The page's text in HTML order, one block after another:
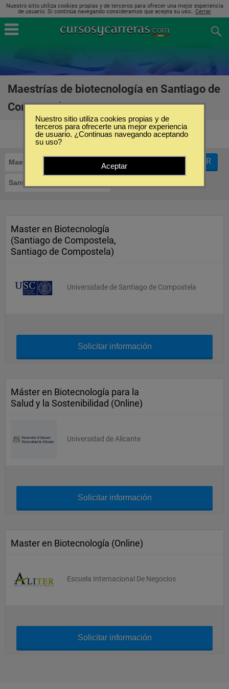
Nuestro sitio utiliza cookies propias y de terceros para ofrecer una mejor experiencia
de usuario. Si continúa navegando consideramos que acepta su uso.. Cerrar
Maestrías de biotecnología en Santiago de
Compostela
Maestrías Biotecnología
Santiago de Compostela
FILTRAR
Master en Biotecnología
(Santiago de Compostela,
Santiago de Compostela)
Universidade de Santiago de Compostela
Solicitar información
Máster en Biotecnología para la
Salud y la Sostenibilidad (Online)
Universidad de Alicante
Solicitar información
Master en Biotecnología (Online)
Escuela Internacional De Negocios
Solicitar información
Nuestro sitio utiliza cookies propias y de
terceros para ofrecerte una mejor experiencia
de usuario. ¿Continuas navegando aceptando
su uso?
Aceptar